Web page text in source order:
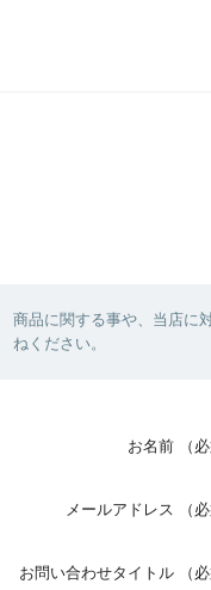
商品に関する事や、当店に
ねください。
お名前 （
メールアドレス （
お問い合わせタイトル （